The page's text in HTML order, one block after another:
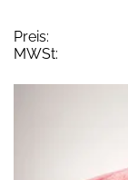
Preis:
MWSt: